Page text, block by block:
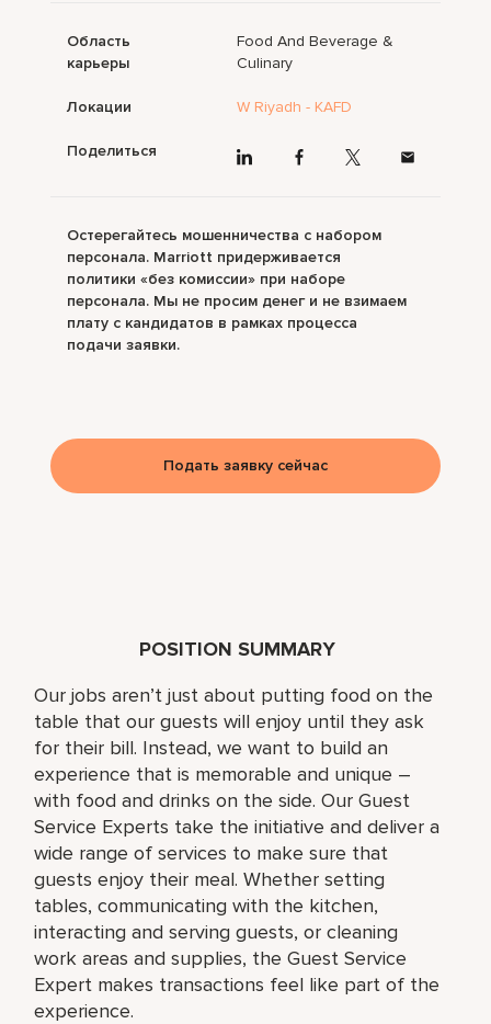
POSITION SUMMARY
Our jobs aren’t just about putting food on the
table that our guests will enjoy until they ask
for their bill. Instead, we want to build an
experience that is memorable and unique –
with food and drinks on the side. Our Guest
Service Experts take the initiative and deliver a
wide range of services to make sure that
guests enjoy their meal. Whether setting
tables, communicating with the kitchen,
interacting and serving guests, or cleaning
work areas and supplies, the Guest Service
Expert makes transactions feel like part of the
experience.
Область
карьеры
Food And Beverage &
Culinary
Локации W Riyadh - KAFD
Поделиться
Остерегайтесь мошенничества с набором
персонала. Marriott придерживается
политики «без комиссии» при наборе
персонала. Мы не просим денег и не взимаем
плату с кандидатов в рамках процесса
подачи заявки.
Подать заявку сейчас